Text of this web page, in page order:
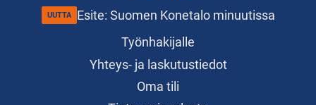
Esite: Suomen Konetalo minuutissa
Työnhakijalle
Yhteys- ja laskutustiedot
Oma tili